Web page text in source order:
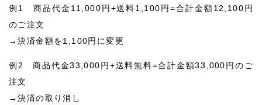
例1 商品代金11,000円+送料1,100円=合計金額12,100円
のご注文
→決済金額を1,100円に変更
例2 商品代金33,000円+送料無料=合計金額33,000円のご
注文
→決済の取り消し